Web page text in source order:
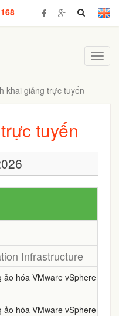
khai giảng trực tuyến
tuyến
Infrastructure
hóa VMware vSphere [V8]
hóa VMware vSphere [V8]